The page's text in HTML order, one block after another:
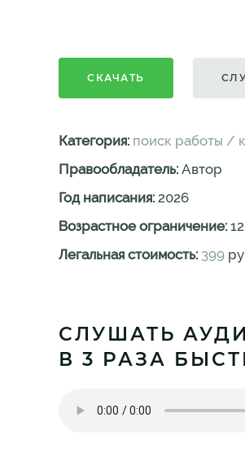
СКАЧАТЬ
Категория: поиск работы /
Правообладатель: Автор
Год написания: 2026
Возрастное ограничение: 12
Легальная стоимость: 399
СЛУШАТЬ
В 3 РАЗА